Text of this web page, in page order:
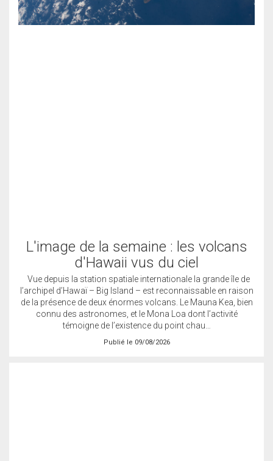
L'image de la semaine : les volcans
d'Hawaii vus du ciel
Vue depuis la station spatiale internationale la grande île de
l’archipel d’Hawaï – Big Island – est reconnaissable en raison
de la présence de deux énormes volcans. Le Mauna Kea, bien
connu des astronomes, et le Mona Loa dont l’activité
témoigne de l’existence du point chau…
Publié le 09/08/2026